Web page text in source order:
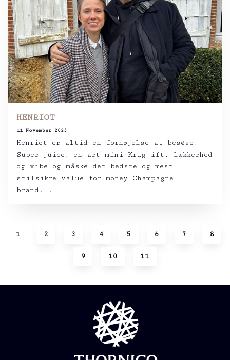
HENRIOT
11 November 2023
Henriot er altid en fornøjelse at besøge.
Super juice; en art mini Krug ift. lækkerhed
og vibe og måske det bedste og mest
stilsikre value for money Champagne
brand...
1 2 3 4 5 6 7 8
9 10 11